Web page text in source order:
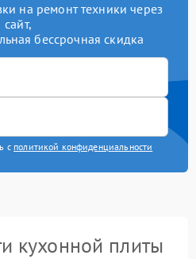
на ремонт техники через
сайт,
бессрочная скидка
с политикой конфиденциальности
кухонной плиты